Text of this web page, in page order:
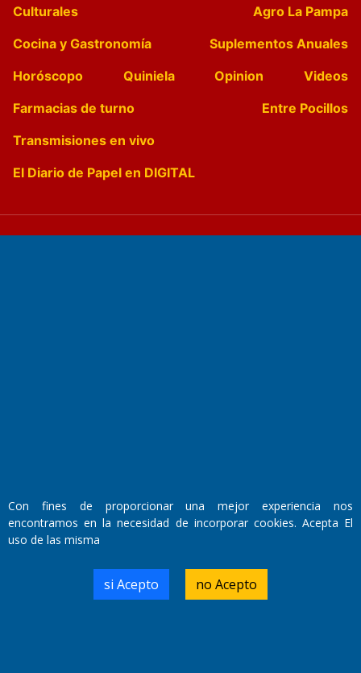
Culturales
Agro La Pampa
Cocina y Gastronomía
Suplementos Anuales
Horóscopo
Quiniela Opinion
Videos
Farmacias de turno
Entre Pocillos
Transmisiones en vivo
El Diario de Papel en DIGITAL
Domicilio Legal: José Ingenieros 855,
Número de Registro DNDA:
RL-2019-55551274-APN-DNDA#MJ
Con fines de proporcionar una mejor experiencia nos
encontramos en la necesidad de incorporar cookies. Acepta El
uso de las misma
si Acepto no Acepto